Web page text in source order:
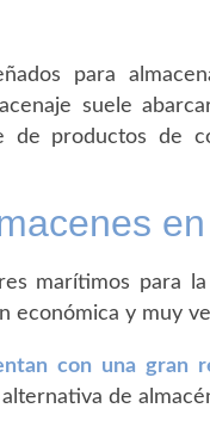
para
suele
de productos de
marítimos para
económica y muy
con una gran
de